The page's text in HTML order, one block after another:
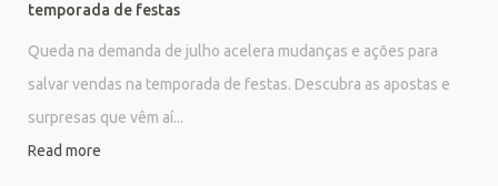
temporada de festas
Queda na demanda de julho acelera mudanças e ações para
salvar vendas na temporada de festas. Descubra as apostas e
surpresas que vêm aí...
Read more